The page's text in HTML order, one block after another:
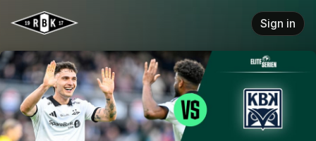
Skip header
Sign in